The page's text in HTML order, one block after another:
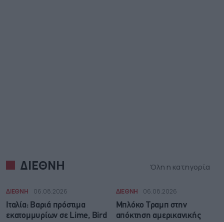
ΔΙΕΘΝΗ Όλη η κατηγορία
ΔΙΕΘΝΗ 06.08.2026
Ιταλία: Βαριά πρόστιμα
εκατομμυρίων σε Lime, Bird
ΔΙΕΘΝΗ 06.08.2026
Μπλόκο Τραμπ στην
απόκτηση αμερικανικής